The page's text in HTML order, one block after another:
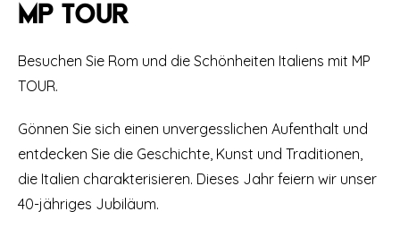
MP Tour
Besuchen Sie Rom und die Schönheiten Italiens mit MP
TOUR.
Gönnen Sie sich einen unvergesslichen Aufenthalt und
entdecken Sie die Geschichte, Kunst und Traditionen,
die Italien charakterisieren. Dieses Jahr feiern wir unser
40-jähriges Jubiläum.